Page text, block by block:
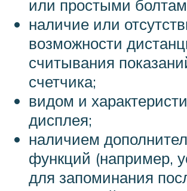
или простыми
наличие или
возможности
считывания
счетчика;
видом и
дисплея;
наличием
функций (например,
для запоминания